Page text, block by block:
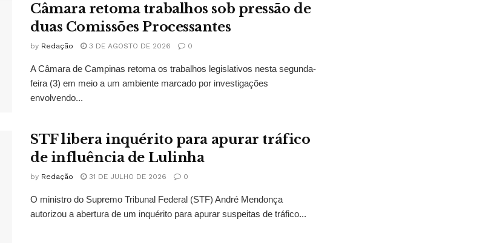
Câmara retoma trabalhos sob pressão de
duas Comissões Processantes
by Redação 3 DE AGOSTO DE 2026 0
A Câmara de Campinas retoma os trabalhos legislativos nesta segunda-
feira (3) em meio a um ambiente marcado por investigações
envolvendo...
STF libera inquérito para apurar tráfico
de influência de Lulinha
by Redação 31 DE JULHO DE 2026 0
O ministro do Supremo Tribunal Federal (STF) André Mendonça
autorizou a abertura de um inquérito para apurar suspeitas de tráfico...